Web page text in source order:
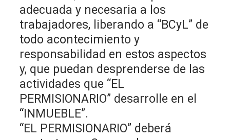
adecuada y necesaria a los
trabajadores, liberando a “BCyL” de
todo acontecimiento y
responsabilidad en estos aspectos
y, que puedan desprenderse de las
actividades que “EL
PERMISIONARIO” desarrolle en el
“INMUEBLE”.
“EL PERMISIONARIO” deberá